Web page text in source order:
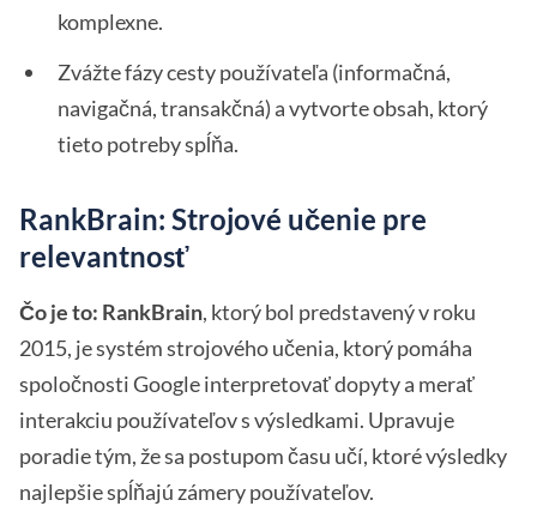
komplexne.
Zvážte fázy cesty používateľa (informačná,
navigačná, transakčná) a vytvorte obsah, ktorý
tieto potreby spĺňa.
RankBrain: Strojové učenie pre
relevantnosť
Čo je to: RankBrain, ktorý bol predstavený v roku
2015, je systém strojového učenia, ktorý pomáha
spoločnosti Google interpretovať dopyty a merať
interakciu používateľov s výsledkami. Upravuje
poradie tým, že sa postupom času učí, ktoré výsledky
najlepšie spĺňajú zámery používateľov.